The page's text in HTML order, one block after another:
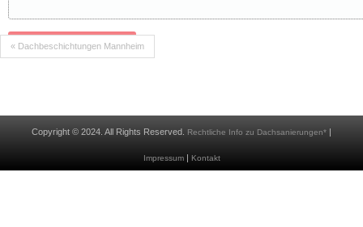
« Dachbeschichtungen Mannheim
Copyright © 2024. All Rights Reserved. Rechtliche Info zu Dachsanierungen* |
Impressum| Kontakt